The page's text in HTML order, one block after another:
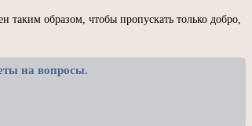
образом, чтобы пропускать только добро,
на вопросы.